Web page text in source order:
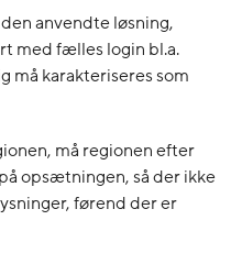
anvendte løsning,
med fælles login bl.a.
må karakteriseres som
må regionen efter
opsætningen, så der ikke
førend der er